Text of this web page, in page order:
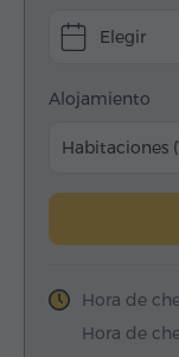
Elegir
Alojamiento
Habitaciones
Hora de
Hora de